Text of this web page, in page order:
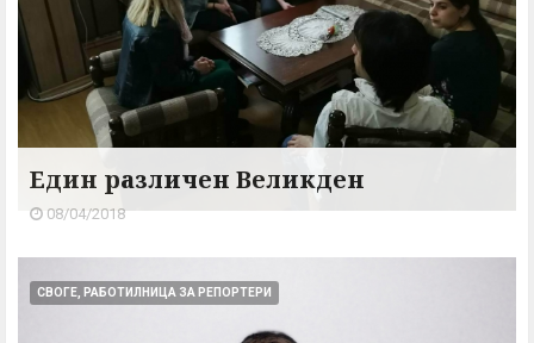
Един различен Великден
08/04/2018
СВОГЕ, РАБОТИЛНИЦА ЗА РЕПОРТЕРИ